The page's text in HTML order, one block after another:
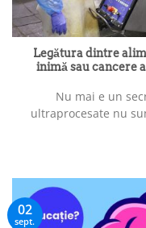
Legătura dintre
inimă sau cancere
Nu mai e un
ultraprocesate nu
02
sept.